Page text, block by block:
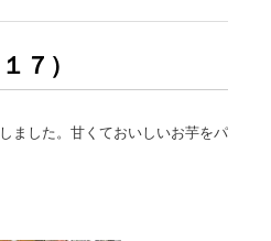
７）
ました。甘くておいしいお芋をパ